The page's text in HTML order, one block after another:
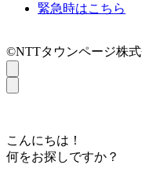
緊急時はこちら
©NTTタウンページ株式
こんにちは！
何をお探しですか？